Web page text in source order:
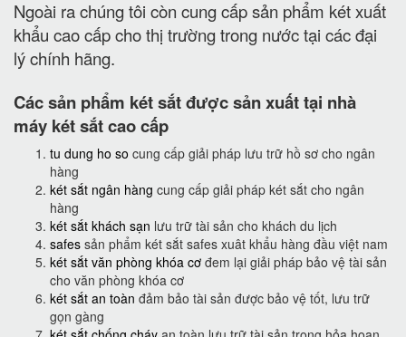
Ngoài ra chúng tôi còn cung cấp sản phẩm két xuất
khẩu cao cấp cho thị trường trong nước tại các đại
lý chính hãng.
Các sản phẩm két sắt được sản xuất tại nhà
máy két sắt cao cấp
tu dung ho so cung cấp giải pháp lưu trữ hồ sơ cho ngân
hàng
két sắt ngân hàng cung cấp giải pháp két sắt cho ngân
hàng
két sắt khách sạn lưu trữ tài sản cho khách du lịch
safes sản phẩm két sắt safes xuât khẩu hàng đầu việt nam
két sắt văn phòng khóa cơ đem lại giải pháp bảo vệ tài sản
cho văn phòng khóa cơ
két sắt an toàn đảm bảo tài sản được bảo vệ tốt, lưu trữ
gọn gàng